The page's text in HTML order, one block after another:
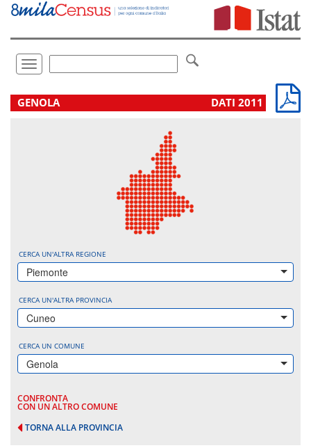
Vai
direttamente
Toggle
navigation
.
GENOLA DATI 2011
CERCA UN'ALTRA REGIONE
Piemonte
CERCA UN'ALTRA PROVINCIA
Cuneo
CERCA UN COMUNE
Genola
CONFRONTA
CON UN ALTRO COMUNE
TORNA ALLA PROVINCIA